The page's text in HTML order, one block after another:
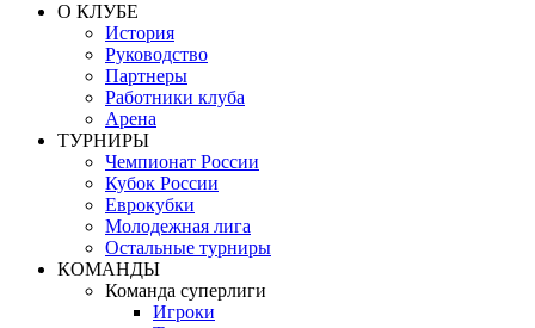
О КЛУБЕ
История
Руководство
Партнеры
Работники клуба
Арена
ТУРНИРЫ
Чемпионат России
Кубок России
Еврокубки
Молодежная лига
Остальные турниры
КОМАНДЫ
Команда суперлиги
Игроки